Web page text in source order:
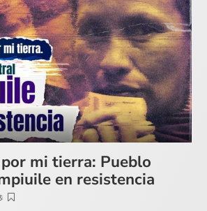
mi tierra: Pueblo
en resistencia